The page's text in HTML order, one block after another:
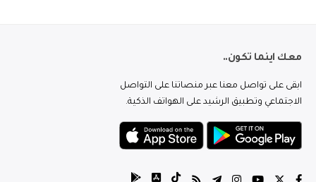
معك اينما تكون..
ابقى على تواصل معنا عبر منصاتنا على التواصل
الاجتماعي وتطبيق الرشيد على الهواتف الذكية.